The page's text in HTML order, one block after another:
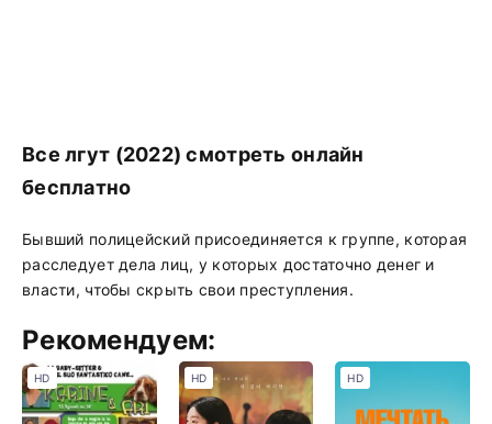
Все лгут (2022) смотреть онлайн
бесплатно
Бывший полицейский присоединяется к группе, которая
расследует дела лиц, у которых достаточно денег и
власти, чтобы скрыть свои преступления.
Рекомендуем:
HD HD HD